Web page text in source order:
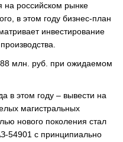
на российском рынке
в этом году бизнес-план
инвестирование
млн. руб. при ожидаемом
в этом году – вывести на
магистральных
нового поколения стал
54901 с принципиально